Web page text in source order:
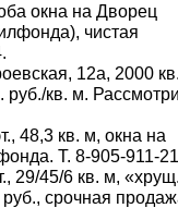
окна на Дворец
чистая
12а, 2000
руб./кв. м.
48,3 кв. м, окна на
Т. 8-905-911-
29/45/6 кв. м,
срочная